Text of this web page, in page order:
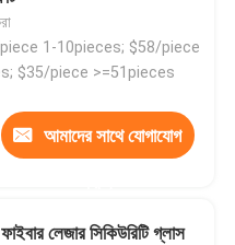
1-10pieces; $58/piece
$35/piece >=51pieces
আমাদের সাথে যোগাযোগ
ফাইবার লেজার সিকিউরিটি গ্লাস